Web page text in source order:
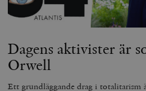
Dagens aktivister är
Orwell
Ett grundläggande drag i totalitarism